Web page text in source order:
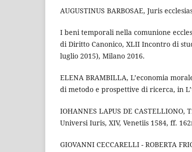
AUGUSTINUS BARBOSAE, Juris
I beni temporali nella comunione
di Diritto Canonico, XLII Incontro di
luglio 2015), Milano 2016.
ELENA BRAMBILLA, L’economia
di metodo e prospettive di ricerca, in
IOHANNES LAPUS DE
Universi Iuris, XIV, Venetiis 1584, ff.
GIOVANNI CECCARELLI - ROBERTA